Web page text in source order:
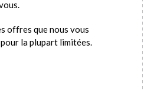
offres que nous vous
la plupart limitées.